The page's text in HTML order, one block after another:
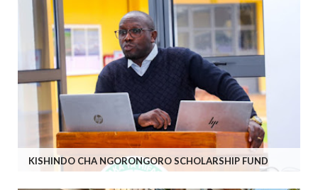
KISHINDO CHA NGORONGORO SCHOLARSHIP FUND